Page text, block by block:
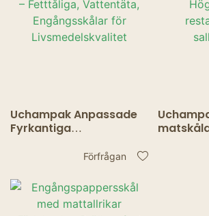
Uchampak Anpassade
Fyrkantiga
Fetttåliga, Vattentäta,
Livsmedelskvalitet
Förfrågan